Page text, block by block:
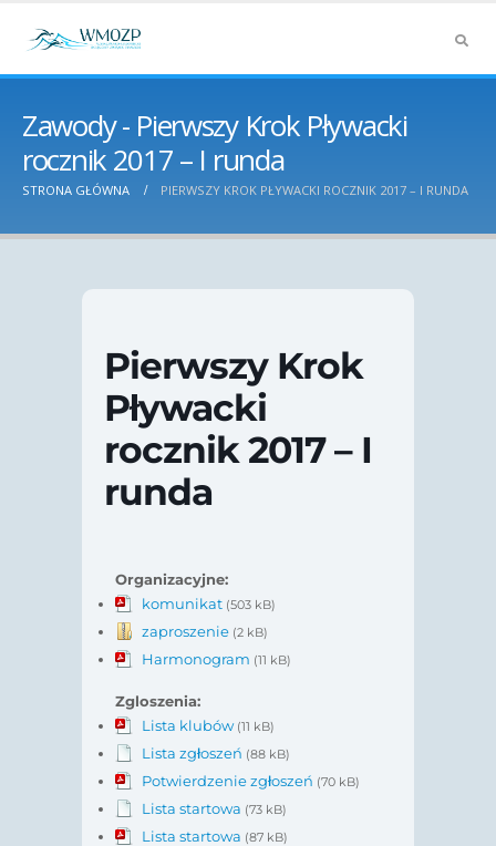
Zawody - Pierwszy Krok Pływacki
rocznik 2017 – I runda
STRONA GŁÓWNA PIERWSZY KROK PŁYWACKI ROCZNIK 2017 – I RUNDA
Pierwszy Krok
Pływacki
rocznik 2017 – I
runda
Organizacyjne:
komunikat (503 kB)
zaproszenie (2 kB)
Harmonogram (11 kB)
Zgloszenia:
Lista klubów (11 kB)
Lista zgłoszeń (88 kB)
Potwierdzenie zgłoszeń (70 kB)
Lista startowa (73 kB)
Lista startowa (87 kB)